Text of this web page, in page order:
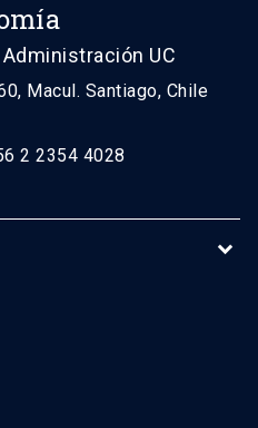
UC
Macul. Santiago, Chile
2 2354 4028